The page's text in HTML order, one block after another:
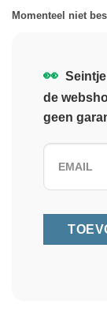
Momenteel niet
👀
de
geen